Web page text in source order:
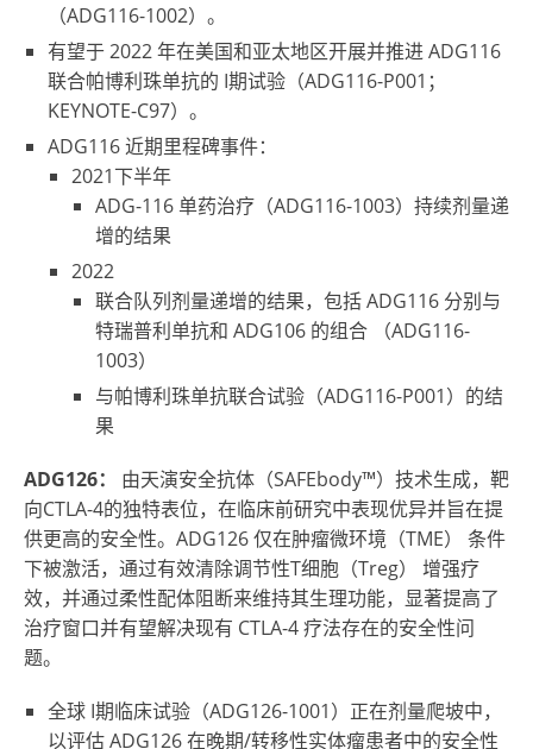
（ADG116-1002）。
有望于 2022 年在美国和亚太地区开展并推进 ADG116
联合帕博利珠单抗的 I期试验（ADG116-P001；
KEYNOTE-C97）。
ADG116 近期里程碑事件：
2021下半年
ADG-116 单药治疗（ADG116-1003）持续剂量递
增的结果
2022
联合队列剂量递增的结果，包括 ADG116 分别与
特瑞普利单抗和 ADG106 的组合 （ADG116-
1003）
与帕博利珠单抗联合试验（ADG116-P001）的结
果
ADG126：
由天演安全抗体（SAFEbody™）技术生成，靶
向CTLA-4的独特表位，在临床前研究中表现优异并旨在提
供更高的安全性。ADG126 仅在肿瘤微环境（TME） 条件
下被激活，通过有效清除调节性T细胞（Treg） 增强疗
效，并通过柔性配体阻断来维持其生理功能，显著提高了
治疗窗口并有望解决现有 CTLA-4 疗法存在的安全性问
题。
全球 I期临床试验（ADG126-1001）正在剂量爬坡中，
以评估 ADG126 在晚期/转移性实体瘤患者中的安全性